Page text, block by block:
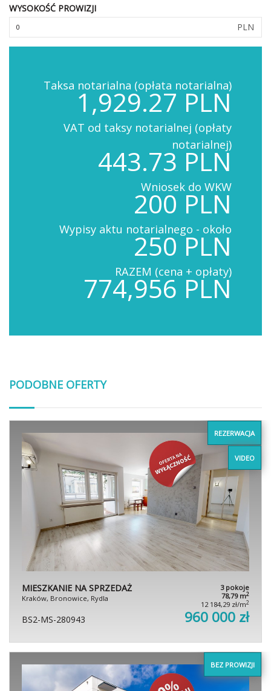
WYSOKOŚĆ PROWIZJI
PLN
Taksa notarialna (opłata notarialna)
1,929.27 PLN
VAT od taksy notarialnej (opłaty
notarialnej)
443.73 PLN
Wniosek do WKW
200 PLN
Wypisy aktu notarialnego - około
250 PLN
RAZEM (cena + opłaty)
774,956 PLN
PODOBNE OFERTY
REZERWACJA
VIDEO
MIESZKANIE NA SPRZEDAŻ
Kraków, Bronowice, Rydla
3 pokoje
78,79 m2
12 184,29 zł/m2
BS2-MS-280943 960 000 zł
BEZ PROWIZJI